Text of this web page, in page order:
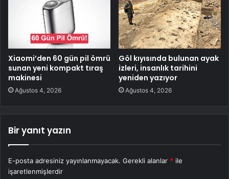
Xiaomi’den 60 gün pil ömrü
sunan yeni kompakt tıraş
makinesi
Ağustos 4, 2026
Göl kıyısında bulunan ayak
izleri, insanlık tarihini
yeniden yazıyor
Ağustos 4, 2026
Bir yanıt yazın
E-posta adresiniz yayınlanmayacak. Gerekli alanlar * ile
işaretlenmişlerdir